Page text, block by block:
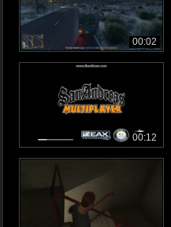
00:02
00:12